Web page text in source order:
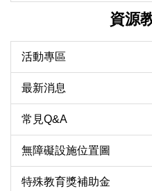
資源
活動專區
最新消息
常見Q&A
無障礙設施位置圖
特殊教育獎補助金